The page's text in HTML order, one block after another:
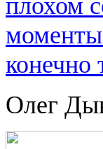
плохом
моменты
конечно
Олег